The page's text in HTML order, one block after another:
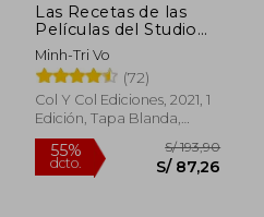
Las Recetas de las
Películas del Studio
Ghibli
Minh-Tri Vo
(72)
Col Y Col Ediciones, 2021, 1
Edición, Tapa Blanda,
Nuevo